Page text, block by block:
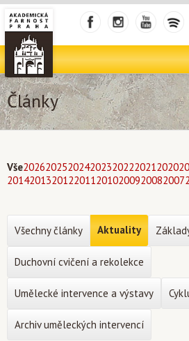
Články
Vše2026202520242023202220212020
20142013201220112010200920082007
Všechny články Aktuality
Duchovní cvičení a rekolekce
Umělecké intervence a výstavy
Archiv uměleckých intervencí